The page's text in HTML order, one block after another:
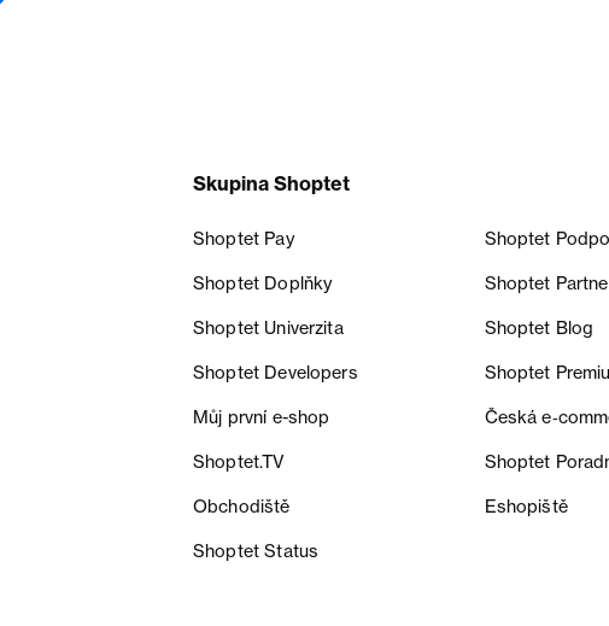
Skupina Shoptet
Shoptet Pay Shoptet
Shoptet Doplňky Shoptet
Shoptet Univerzita Shoptet Blog
Shoptet Developers Shoptet
Můj první e-shop Česká
Shoptet.TV Shoptet
Obchodiště Eshopiště
Shoptet Status